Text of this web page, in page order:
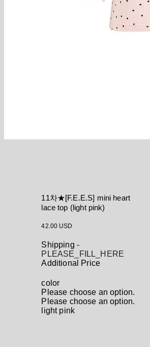
11차★[F.E.E.S] mini heart
lace top (light pink)
42.00 USD
Shipping -
PLEASE_FILL_HERE
Additional Price
color
Please choose an option.
Please choose an option.
light pink